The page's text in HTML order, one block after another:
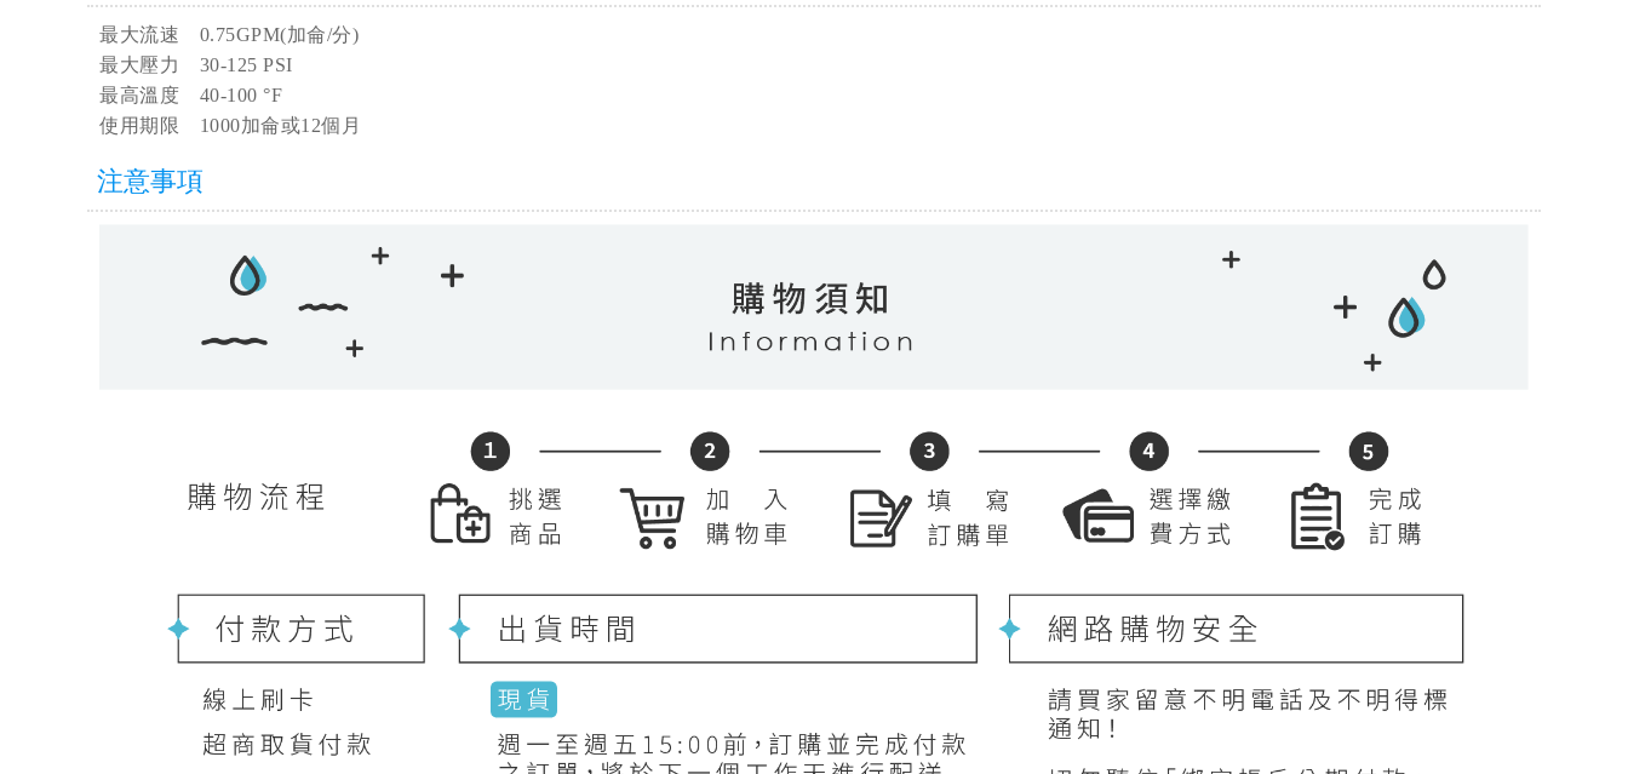
最大流速 0.75GPM(加侖/分)
最大壓力 30-125 PSI
最高溫度 40-100 °F
使用期限 1000加侖或12個月
注意事項